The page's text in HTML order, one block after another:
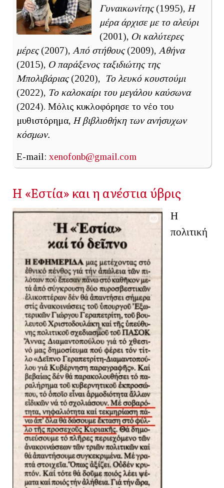
Γυναικωνίτης(1995), Η
μέρα άρχισε με το αλεύρι
(2001), Οι καλύτερες
μέρες(2007), Από στήθους(2009), Αθήνα
(2015), Ο παράξενος ταξιδιώτης της
Μπολιβάριας(2020),
Το λευκό κουστούμι
(2022), Το καλοκαίρι του μεγάλου καύσωνα
(2024). Μόλις κυκλοφόρησε το νέο του
μυθιστόρημα, Η βιβλιοθήκη των ανήσυχων
κόσμων.
E-mail: xenofonb@gmail.com
Η «Εστία» και η ανέστια ύβρις
Η
πολιτική